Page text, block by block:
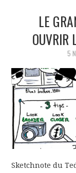
LE
OUVRIR
5
Sketchnote du